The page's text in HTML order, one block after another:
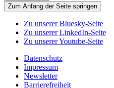
Zum Anfang der Seite springen
Zu unserer Bluesky-Seite
Zu unserer LinkedIn-Seite
Zu unserer Youtube-Seite
Datenschutz
Impressum
Newsletter
Barrierefreiheit